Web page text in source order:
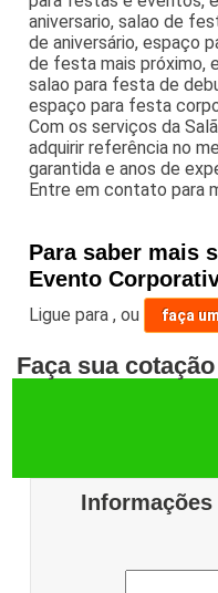
aniversario, salao de
de aniversário, espaço
de festa mais próximo,
salao para festa de
espaço para festa
Com os serviços da
adquirir referência no
garantida e anos de
Entre em contato para
Para saber mais
Evento
Ligue para,ou faça
Faça sua cotação